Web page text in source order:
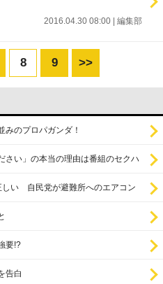
2016.04.30 08:00 編集部
8 9 >>
みのプロパガンダ！
さい」の本当の理由は番組のセクハ
しい 自民党が避難所へのエアコン
要!?
告白